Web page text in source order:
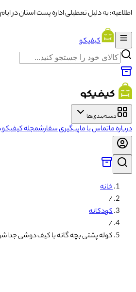
اطلاعیه: به دلیل تعطیلی اداره پست استان در ایام اربعین،
کیفیکو
دسته‌بندی‌ها
درباره ماتماس با ماپیگیری سفارشمجله کیفیکو
خانه
/
کودکانه
/
کوله پشتی بچه گانه با کیف دوشی